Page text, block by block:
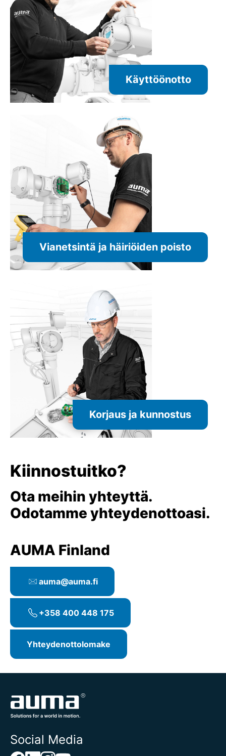
Käyttöönotto
Vianetsintä ja häiriöiden poisto
Korjaus ja kunnostus
Kiinnostuitko?
Ota meihin yhteyttä.
Odotamme yhteydenottoasi.
AUMA Finland
auma@auma.fi
+358 400 448 175
Yhteydenottolomake
Social Media